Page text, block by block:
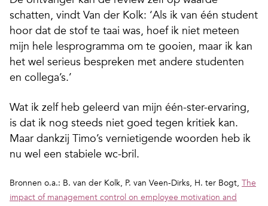
schatten, vindt Van der Kolk: ‘Als ik van één student
hoor dat de stof te taai was, hoef ik niet meteen
mijn hele lesprogramma om te gooien, maar ik kan
het wel serieus bespreken met andere studenten
en collega’s.’
Wat ik zelf heb geleerd van mijn één-ster-ervaring,
is dat ik nog steeds niet goed tegen kritiek kan.
Maar dankzij Timo’s vernietigende woorden heb ik
nu wel een stabiele wc-bril.
Bronnen o.a.: B. van der Kolk, P. van Veen-Dirks, H. ter Bogt, The
impact of management control on employee motivation and